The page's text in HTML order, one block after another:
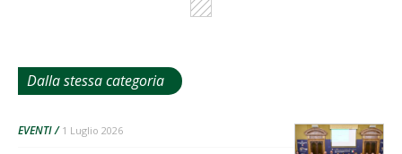
Dalla stessa categoria
EVENTI 1 Luglio 2026